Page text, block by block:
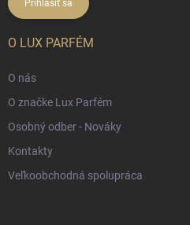
Prihlásiť sa
O LUX PARFÉM
O nás
O značke Lux Parfém
Osobný odber - Nováky
Kontakty
Veľkoobchodná spolupráca